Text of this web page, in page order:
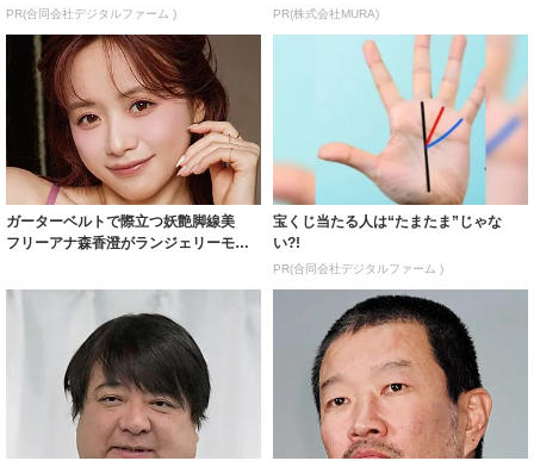
PR(合同会社デジタルファーム ) PR(株式会社MURA)
ガーターベルトで際立つ妖艶脚線美
フリーアナ森香澄がランジェリーモデ
宝くじ当たる人は“たまたま”じゃな
い?!
PR(合同会社デジタルファーム )